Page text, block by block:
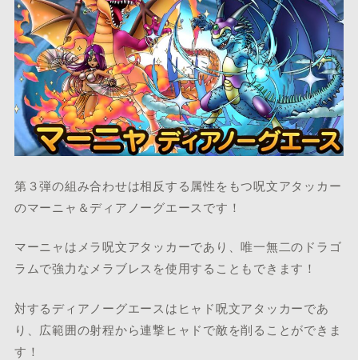
第３弾の組み合わせは相反する属性をもつ呪文アタッカー
のマーニャ＆ディアノーグエースです！
マーニャはメラ呪文アタッカーであり、唯一無二のドラゴ
ラムで強力なメラブレスを使用することもできます！
対するディアノーグエースはヒャド呪文アタッカーであ
り、広範囲の射程から連撃ヒャドで敵を削ることができま
す！